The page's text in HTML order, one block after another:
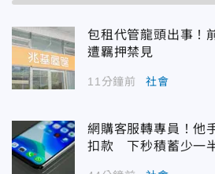
包租代管龍頭出事
遭羈押禁見
11分鐘前 社會
網購客服轉專員！他
扣款 下秒積蓄少一